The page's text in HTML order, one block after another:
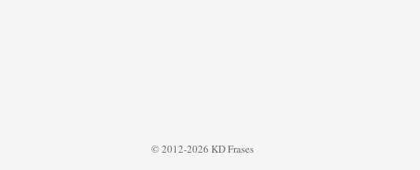
© 2012-2026 KD Frases